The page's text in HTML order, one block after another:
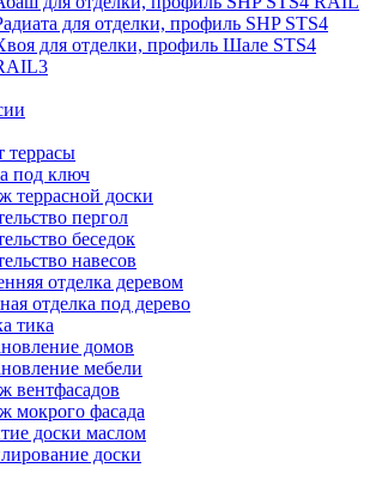
для отделки, профиль SHP STS4
для отделки, профиль Шале STS4
террасы
под ключ
террасной доски
пергол
беседок
навесов
отделка деревом
отделка под дерево
тика
домов
мебели
вентфасадов
мокрого фасада
доски маслом
доски